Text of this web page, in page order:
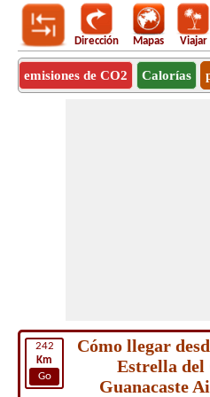
Dirección Mapas Viajar
emisiones de CO2 Calorías
242
Km
Go
Cómo llegar
Estrella del
Guanacaste